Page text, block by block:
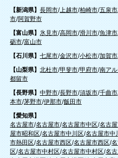
【新潟県】 長岡市/上越市/柏崎市/五泉市
市/阿賀野市
【富山県】 氷見市/高岡市/滑川市/魚津市
砺市/富山市
【石川県】 七尾市/金沢市/小松市/加賀市
【山梨県】 北杜市/甲斐市/甲府市/南ア
都留市
【長野県】 中野市/長野市/須坂市/千曲市
本市/茅野市/伊那市/飯田市
【愛知県】
名古屋市/名古屋市/名古屋市中区/名古
屋市昭和区/名古屋市中川区/名古屋市中
市熱田区/名古屋市西区/名古屋市西区/
区/名古屋市中村区/名古屋市中村区/名